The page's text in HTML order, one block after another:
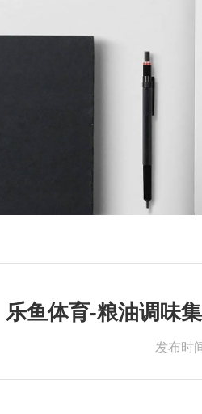
乐鱼体育-粮油调味
发布时